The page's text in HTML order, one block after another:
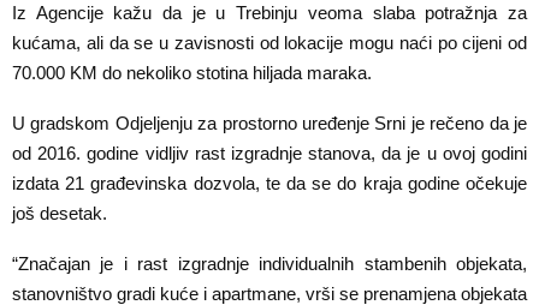
Iz Agencije kažu da je u Trebinju veoma slaba potražnja za
kućama, ali da se u zavisnosti od lokacije mogu naći po cijeni od
70.000 KM do nekoliko stotina hiljada maraka.
U gradskom Odjeljenju za prostorno uređenje Srni je rečeno da je
od 2016. godine vidljiv rast izgradnje stanova, da je u ovoj godini
izdata 21 građevinska dozvola, te da se do kraja godine očekuje
još desetak.
“Značajan je i rast izgradnje individualnih stambenih objekata,
stanovništvo gradi kuće i apartmane, vrši se prenamjena objekata